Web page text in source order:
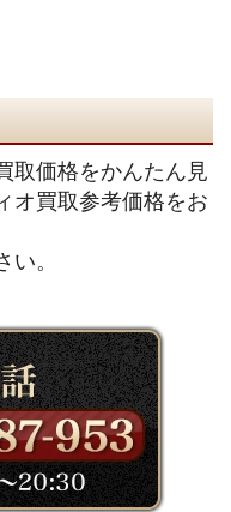
取価格をかんたん見
オ買取参考価格をお
。